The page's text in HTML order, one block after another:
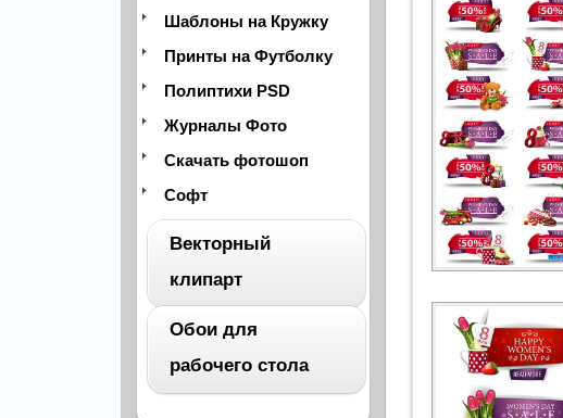
Шаблоны на Кружку
Принты на Футболку
Полиптихи PSD
Журналы Фото
Скачать фотошоп
Софт
Векторный
клипарт
Архитектура
Обои для
рабочего стола